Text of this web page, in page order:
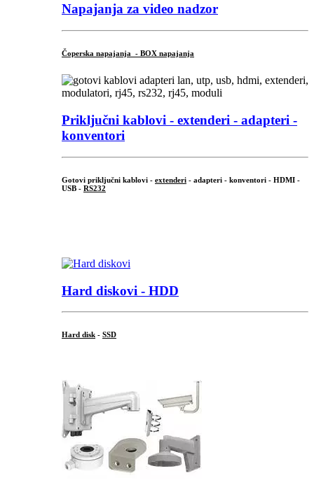
Napajanja za video nadzor
Čoperska napajanja - BOX napajanja
Priključni kablovi - extenderi - adapteri -
konventori
Gotovi priključni kablovi - extenderi - adapteri - konventori - HDMI -
USB - RS232
Hard diskovi - HDD
Hard disk - SSD